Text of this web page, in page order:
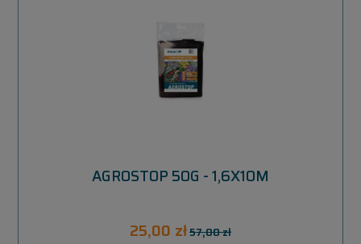
AGROSTOP 50G - 1,6X10M
25,00 zł57,00 zł